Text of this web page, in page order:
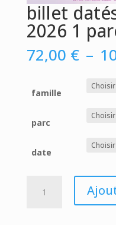
billet
2026 1
72,00 € –
famille
parc
date